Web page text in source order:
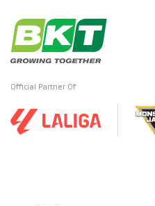
Official Partner Of